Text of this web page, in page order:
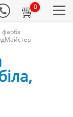
0
фарба